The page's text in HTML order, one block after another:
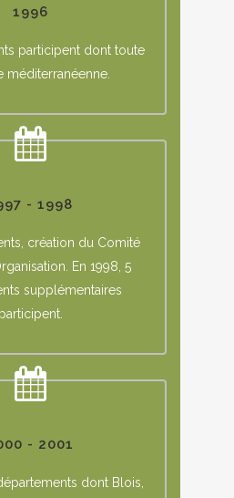
1996
participent dont toute
méditerranéenne.
- 1998
création du Comité
En 1998, 5
supplémentaires
participent.
- 2001
dont Blois,